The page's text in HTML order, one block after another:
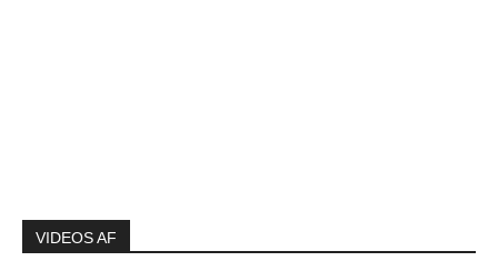
VIDEOS AF